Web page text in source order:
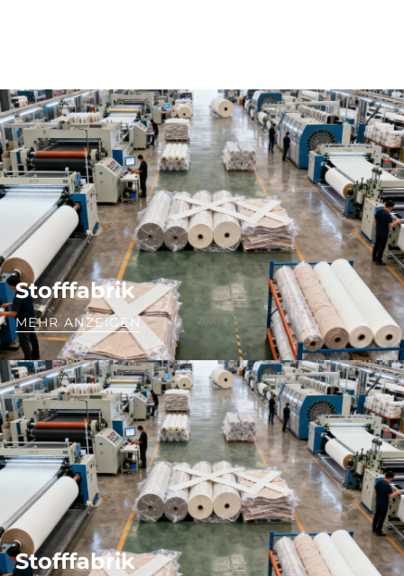
Stofffabrik
MEHR ANZEIGEN
Stofffabrik